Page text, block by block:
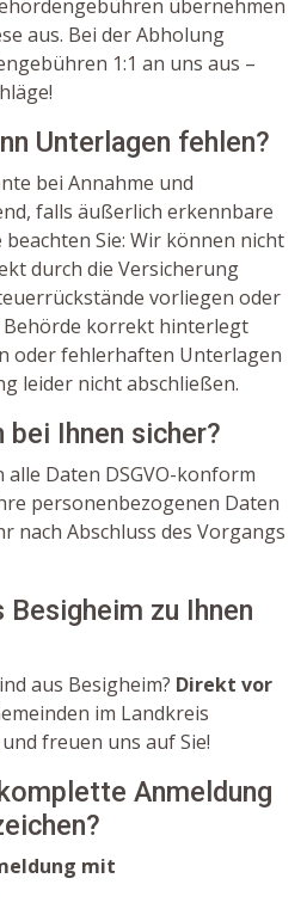
übernehmen
aus. Bei der Abholung
1:1 an uns aus –
Unterlagen fehlen?
bei Annahme und
falls äußerlich erkennbare
Sie: Wir können nicht
durch die Versicherung
vorliegen oder
Behörde korrekt hinterlegt
oder fehlerhaften Unterlagen
leider nicht abschließen.
bei Ihnen sicher?
Daten DSGVO-konform
personenbezogenen Daten
nach Abschluss des Vorgangs
Besigheim zu Ihnen
aus Besigheim? Direkt vor
im Landkreis
freuen uns auf Sie!
Anmeldung
mit